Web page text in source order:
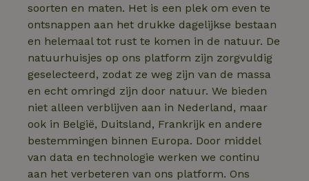
soorten en maten. Het is een plek om even te
ontsnappen aan het drukke dagelijkse bestaan
en helemaal tot rust te komen in de natuur. De
natuurhuisjes op ons platform zijn zorgvuldig
geselecteerd, zodat ze weg zijn van de massa
en echt omringd zijn door natuur. We bieden
niet alleen verblijven aan in Nederland, maar
ook in België, Duitsland, Frankrijk en andere
bestemmingen binnen Europa. Door middel
van data en technologie werken we continu
aan het verbeteren van ons platform. Ons